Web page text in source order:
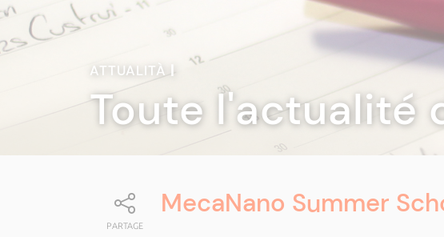
ATTUALITÀ|
Toute l'actualité
PARTAGE
MecaNano Summer